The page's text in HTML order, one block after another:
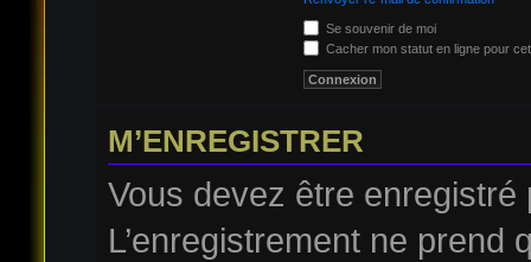
Se souvenir de moi
Cacher mon statut en ligne pour
M’ENREGISTRER
Vous devez être
L’enregistrement ne prend